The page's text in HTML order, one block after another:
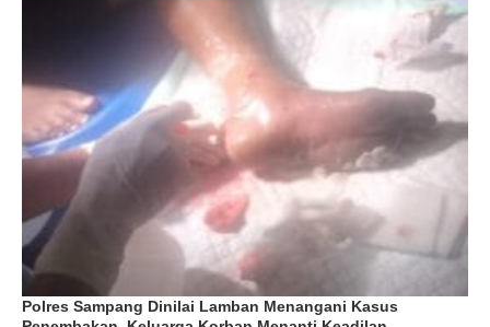
Polres Sampang Dinilai Lamban Menangani Kasus